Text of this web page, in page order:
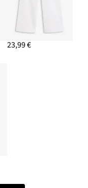
23,99 €